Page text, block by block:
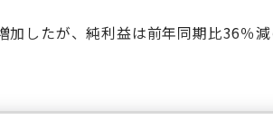
したが、純利益は前年同期比36％